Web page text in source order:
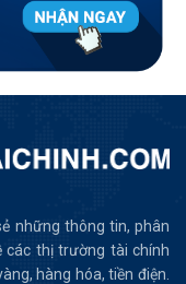
những thông tin, phân
các thị trường tài chính
hàng hóa, tiền điện.